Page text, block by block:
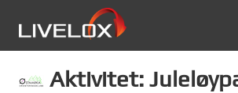
Aktivitet: